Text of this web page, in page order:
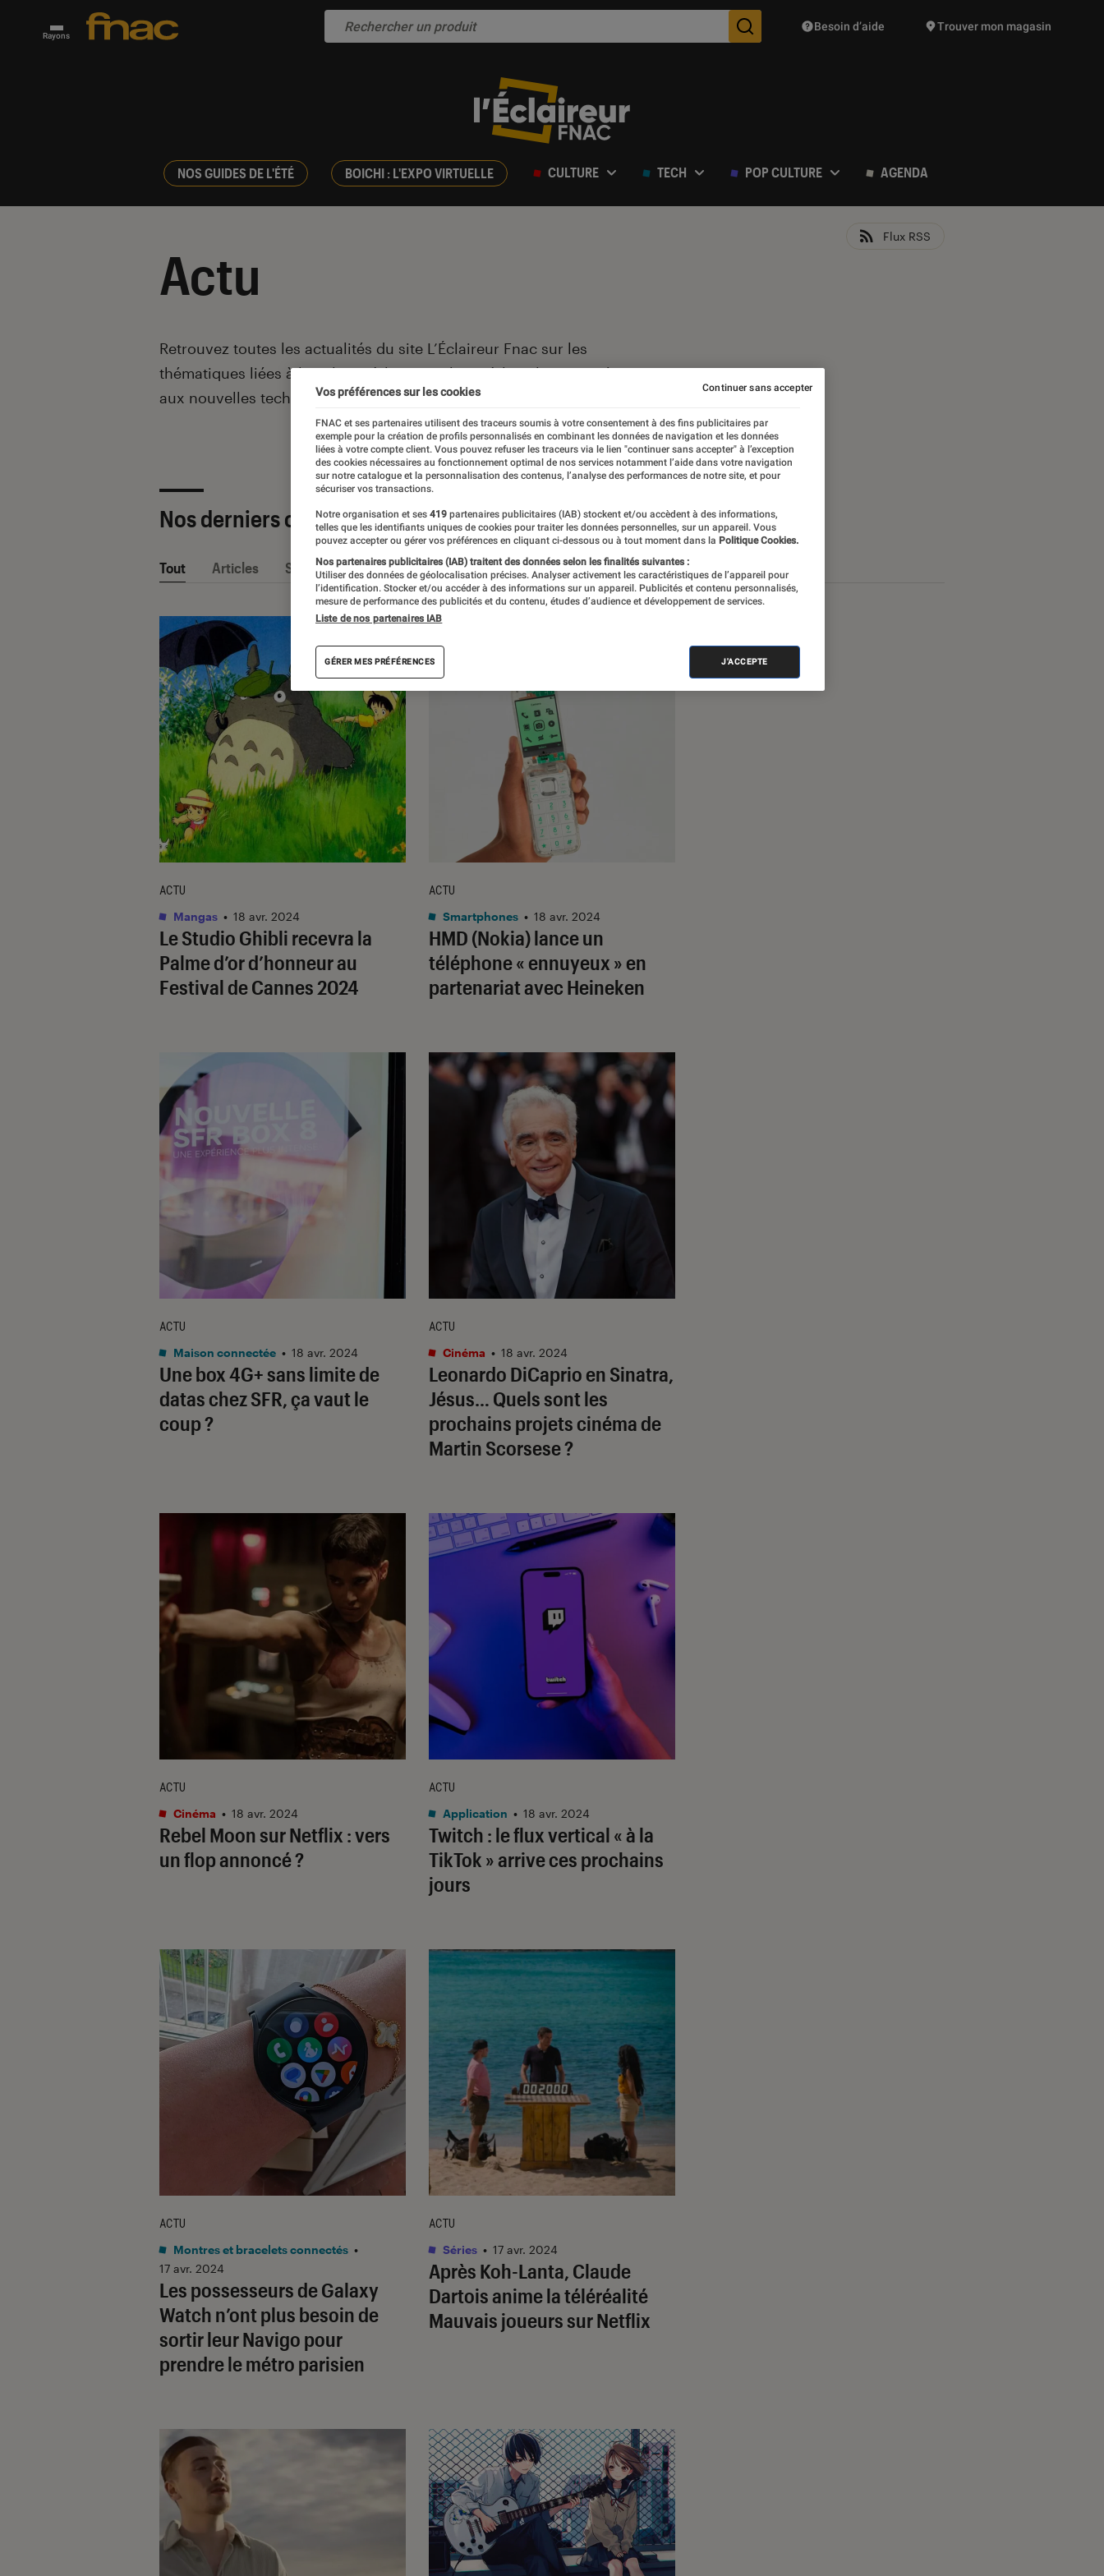
Rayons Des suggestions de produits vont vous être proposées
Besoin d’aide Trouver mon magasin
NOS GUIDES DE L'ÉTÉ BOICHI : L'EXPO VIRTUELLE CULTURE TECH POP CULTURE AGENDA
Actu
Flux RSS
Introduction
Retrouvez toutes les actualités du site L’Éclaireur Fnac sur les
thématiques liées à la culture, à la pop culture, à la culture numérique et
aux nouvelles technologies.
Nos derniers contenus
Tout Articles Sélections et guides Tests
Le Studio Ghibli recevra la
Palme d’or d’honneur au
Festival de Cannes 2024
ACTU
Mangas • 18 avr. 2024
HMD (Nokia) lance un
téléphone « ennuyeux » en
partenariat avec Heineken
ACTU
Smartphones • 18 avr. 2024
Une box 4G+ sans limite de
datas chez SFR, ça vaut le
coup ?
ACTU
Maison connectée • 18 avr. 2024
Leonardo DiCaprio en Sinatra,
Jésus… Quels sont les
prochains projets cinéma de
Martin Scorsese ?
ACTU
Cinéma • 18 avr. 2024
Rebel Moonsur Netflix : vers
un flop annoncé ?
ACTU
Cinéma • 18 avr. 2024
Twitch : le flux vertical « à la
TikTok » arrive ces prochains
jours
ACTU
Application • 18 avr. 2024
Les possesseurs de Galaxy
Watch n’ont plus besoin de
sortir leur Navigo pour
prendre le métro parisien
ACTU
Montres et bracelets connectés •
17 avr. 2024
Après Koh-Lanta, Claude
Dartois anime la téléréalité
Mauvais joueurssur Netflix
ACTU
Séries • 17 avr. 2024
Vos préférences sur les cookies
FNAC et ses partenaires utilisent des traceurs soumis à votre consentement à des fins publicitaires par
exemple pour la création de profils personnalisés en combinant les données de navigation et les données
liées à votre compte client. Vous pouvez refuser les traceurs via le lien "continuer sans accepter" à l’exception
des cookies nécessaires au fonctionnement optimal de nos services notamment l’aide dans votre navigation
sur notre catalogue et la personnalisation des contenus, l’analyse des performances de notre site, et pour
sécuriser vos transactions.
Notre organisation et ses 419 partenaires publicitaires (IAB) stockent et/ou accèdent à des informations,
telles que les identifiants uniques de cookies pour traiter les données personnelles, sur un appareil. Vous
pouvez accepter ou gérer vos préférences en cliquant ci-dessous ou à tout moment dans la Politique Cookies.
Nos partenaires publicitaires (IAB) traitent des données selon les finalités suivantes :
Utiliser des données de géolocalisation précises. Analyser activement les caractéristiques de l’appareil pour
l’identification. Stocker et/ou accéder à des informations sur un appareil. Publicités et contenu personnalisés,
mesure de performance des publicités et du contenu, études d’audience et développement de services.
Liste de nos partenaires IAB
GÉRER MES PRÉFÉRENCES J'ACCEPTE
Continuer sans accepter